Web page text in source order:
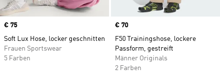
Price
€ 75
Soft Lux Hose, locker geschnitten
Frauen Sportswear
5 Farben
Price
€ 70
F50 Trainingshose, lockere
Passform, gestreift
Männer Originals
2 Farben